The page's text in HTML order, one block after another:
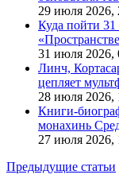
29 июля 2026,
Куда пойти
31 июля 2026,
Линч,
цепляет
28 июля 2026,
Книги-
монахинь
27 июля 2026,
Предыдущие статьи